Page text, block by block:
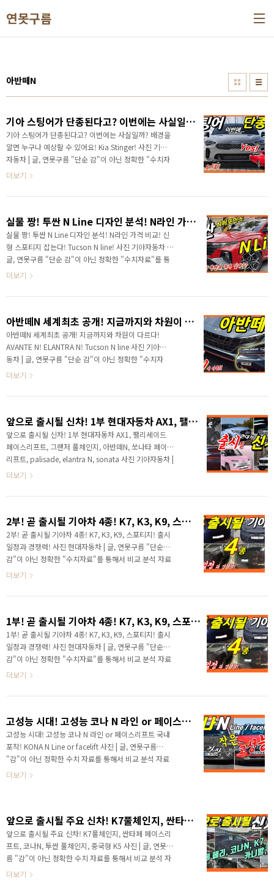
연못구름
아반떼N
기아 스팅어가 단종된다고? 이번에는 사실일까? 배경을 알면 누구나 예상할 수 있어요! Kia Stinger!
기아 스팅어가 단종된다고? 이번에는 사실일까? 배경을
알면 누구나 예상할 수 있어요! Kia Stinger! 사진 기아
자동차 | 글, 연못구름 "단순 감"이 아닌 정확한 "수치자
료"를 통해서 비교 분석 자료를 제시하는 연못구름입니
일까? 제 의견도 알려드리겠습니다. 안녕하세요? 연못
말을 표현한 것은 스팅어 단종 뉴스는 어제와 오늘의 일
이 아니에요. 매년 스팅어의 단종은 단골 뉴스처럼 반복
되고 있는 상황이죠! 얼마 전 모하비 단종 루머로 인해서
자동차 시장이 시끄러웠죠? 그것과 비슷하다고 할까요?
제기가 되는 차량입니다. 그럼 왜 이렇게 단종..
더보기
실물 짱! 투싼 N Line 디자인 분석! N라인 가격 비교! 신형 스포티지 잡는다! Tucson N line!
실물 짱! 투싼 N Line 디자인 분석! N라인 가격 비교! 신
형 스포티지 잡는다! Tucson N line! 사진 기아자동차 |
글, 연못구름 "단순 감"이 아닌 정확한 "수치자료"를 통
해서 비교 분석 자료를 제시하는 연못구름입니다! 안녕하
있는데... 신차가 쏟아지기 때문이죠! 자동차를 좋아하는
자인은 아반떼 N이 공개가 되었죠? 고성능 디자인 패키
지와 고성능 파츠(하드웨어)를 장착한 차량이 N 이죠? 그
리고 상대적으로 조용하게 공개된 차량이 있는데 바로 투
싼 N Line 입니다. 단 한장의 사진이지만 차이점을 발견
어떤 차이점이..
더보기
아반떼N 세계최초 공개! 지금까지와 차원이 다르다! AVANTE N! ELANTRA N! Tucson N line
아반떼N 세계최초 공개! 지금까지와 차원이 다르다!
AVANTE N! ELANTRA N! Tucson N line 사진 기아자
동차 | 글, 연못구름 "단순 감"이 아닌 정확한 "수치자
료"를 통해서 비교 분석 자료를 제시하는 연못구름입니
버전인 N 이 세계 최초로 공개 되었습니다. 사실 저는 아
있었는데요! 공개된 영상과 이미지를 보니, 이건 혼자 볼
수 없다! 저처럼 자동차를 좋아하시는 구독자 분들과 꼭
봐야 할 것 같아서 급하게 영상을 작업하게 되었습니다.
공개된 영상 부터 볼게요! 제목이 너무 와 닿는데.. "일
능 N 이라면 주중에는 출퇴근 용..
더보기
앞으로 출시될 신차! 1부 현대자동차 AX1, 팰리세이드 페이스리프트, 그랜저 풀체인지, 아반떼N, 쏘나타 페이스리프트
앞으로 출시될 신차! 1부 현대자동차 AX1, 팰리세이드
페이스리프트, 그랜저 풀체인지, 아반떼N, 쏘나타 페이스
리프트, palisade, elantra N, sonata 사진 기아자동차 |
글, 연못구름 "단순 감"이 아닌 정확한 "수치자료"를 통
출시될 신차를 한 번에 정리해 드릴게요! 안녕하세요? 연
데 벌써 6월 이네요! 절반이 끝났네요! 어떻게 생각해 보
면 다음 달부터는 절반이 시작되는 것이죠? 현대차그룹
에 있는 현대차와 기아는 19년부터 그러니깐... 쏘나타와
K5를 시작으로 정말 많은 신차를 출시하고 있죠! 올해도
고 사골을 넘어..
더보기
2부! 곧 출시될 기아차 4종! K7, K3, K9, 스포티지! 출시일정과 경쟁력!
2부! 곧 출시될 기아차 4종! K7, K3, K9, 스포티지! 출시
일정과 경쟁력! 사진 현대자동차 | 글, 연못구름 "단순
감"이 아닌 정확한 "수치자료"를 통해서 비교 분석 자료
를 제시하는 연못구름입니다! 안녕하세요? 연못구름입
해가 3년째인데 신차가 마치 경쟁하듯이 계속 출시되고
가 되었죠? 한편으로는 출시되는 신차마다 초기 결함이
보고되면서 기대감이 불안감이 되기도 했습니다. 올해
도 다양한 메인급 차량이 출시가 되는데, 상반기에 출시
가 확인된 기아차 신차를 출시 일정까지 함께 알려드립
포스팅은 하단 링크를 참고하세요 https://last..
더보기
1부! 곧 출시될 기아차 4종! K7, K3, K9, 스포티지! 출시일정과 경쟁력!
1부! 곧 출시될 기아차 4종! K7, K3, K9, 스포티지! 출시
일정과 경쟁력! 사진 현대자동차 | 글, 연못구름 "단순
감"이 아닌 정확한 "수치자료"를 통해서 비교 분석 자료
를 제시하는 연못구름입니다! 안녕하세요? 연못구름입니
3년째인데 신차가 마치 경쟁하듯이 계속 출시되고 있습
었죠? 한편으로는 출시되는 신차마다 초기 결함이 보고
되면서 기대감이 불안감이 되기도 했습니다. 올해도 다양
한 메인급 차량이 출시가 되는데, 상반기에 출시가 확인
된 기아차 신차를 출시 일정까지 함께 알려드립니다. 인
하고 있는 내용과 동일하기 때문에 공식 문서로 보이..
더보기
고성능 시대! 고성능 코나 N 라인 or 페이스리프트 국내 포착! KONA N Line or facelift
고성능 시대! 고성능 코나 N 라인 or 페이스리프트 국내
포착! KONA N Line or facelift 사진 | 글, 연못구름
"감"이 아닌 정확한 수치 자료를 통해서 비교 분석 자료
를 제시하는 연못구름입니다! 안녕하세요? 연못구름입
SUV 인기가 대단하죠? 그럼 다음 시장은 어떤 시장일까
요? 가깝게 보면 픽업 시장도 제법 커질 것 같습니다. 또
하나의 기대가 되는 시장은 바로 고성능 차량시장입니
다. 최근 국내에서도 고성능에 대한 관심과 니즈가 커져
가고 있습니다. 현대차가 극한의 테스트라는 제목으로
공개한 i20N의 영상을 볼까요? 보급형..
더보기
앞으로 출시될 주요 신차! K7풀체인지, 싼타페 페이스리프트, 코나N, 투싼 풀체인지, 중국형 K5
앞으로 출시될 주요 신차! K7풀체인지, 싼타페 페이스리
프트, 코나N, 투싼 풀체인지, 중국형 K5 사진 | 글, 연못구
름 "감"이 아닌 정확한 수치 자료를 통해서 비교 분석 자
료를 제시하는 연못구름입니다! 안녕하세요? 연못구름입
더보기